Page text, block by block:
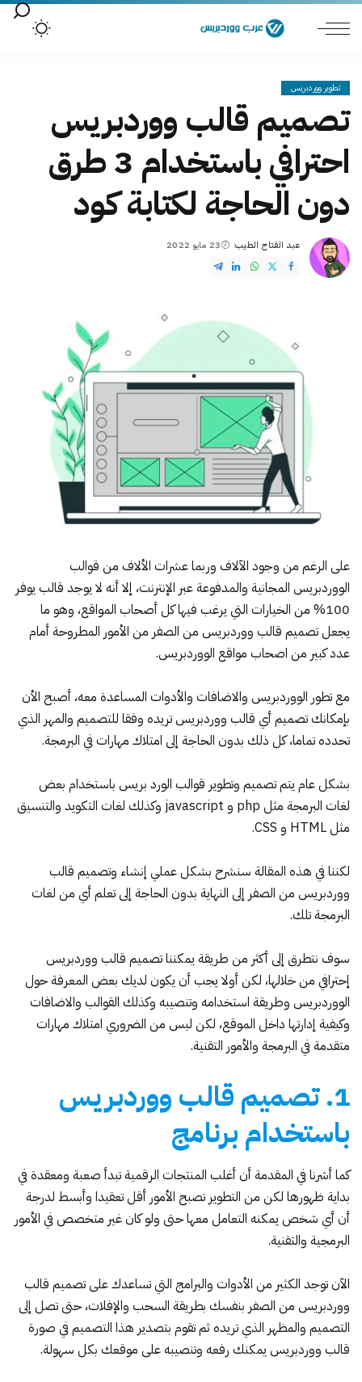
تطوير ووردبريس
تصميم قالب ووردبريس
احترافي باستخدام 3 طرق
دون الحاجة لكتابة كود
Posted
by
عبد الفتاح الطيب 23 مايو 2022
على الرغم من وجود الآلاف وربما عشرات الألاف من قوالب
الووردبريس المجانية والمدفوعة عبر الإنترنت، إلا أنه لا يوجد قالب يوفر
100% من الخيارات التي يرغب فيها كل أصحاب المواقع، وهو ما
يجعل تصميم قالب ووردبريس من الصفر من الأمور المطروحة أمام
عدد كبير من اصحاب مواقع الووردبريس.
مع تطور الووردبريس والاضافات والأدوات المساعدة معه، أصبح الأن
بإمكانك تصميم أي قالب ووردبريس تريده وفقا للتصميم والمهر الذي
تحدده تماما، كل ذلك بدون الحاجة إلى امتلاك مهارات في البرمجة.
بشكل عام يتم تصميم وتطوير قوالب الورد بريس باستخدام بعض
لغات البرمجة مثل php و javascript وكذلك لغات التكويد والتنسيق
مثل HTML و CSS.
لكننا في هذه المقالة سنشرح بشكل عملي إنشاء وتصميم قالب
ووردبريس من الصفر إلى النهاية بدون الحاجة إلى تعلم أي من لغات
البرمجة تلك.
سوف نتطرق إلى أكثر من طريقة يمكننا تصميم قالب ووردبريس
إحترافي من خلالها، لكن أولا يجب أن يكون لديك بعض المعرفة حول
الووردبريس وطريقة استخدامه وتنصيبه وكذلك القوالب والاضافات
وكيفية إدارتها داخل الموقع، لكن ليس من الضروري امتلاك مهارات
متقدمة في البرمجة والأمور التقنية.
1
.تصميم قالب ووردبريس
باستخدام برنامج
كما أشرنا في المقدمة أن أغلب المنتجات الرقمية تبدأ صعبة ومعقدة في
بداية ظهورها لكن من التطوير تصبح الأمور أقل تعقيدا وأبسط لدرجة
أن أي شخص يمكنه التعامل معها حتى ولو كان غير متخصص في الأمور
البرمجية والتقنية.
الآن توجد الكثير من الأدوات والبرامج التي تساعدك على تصميم قالب
ووردبريس من الصفر بنفسك بطريقة السحب والإفلات، حتى تصل إلى
التصميم والمظهر الذي تريده ثم تقوم بتصدير هذا التصميم في صورة
قالب ووردبريس يمكنك رفعه وتنصيبه على موقعك بكل سهولة.